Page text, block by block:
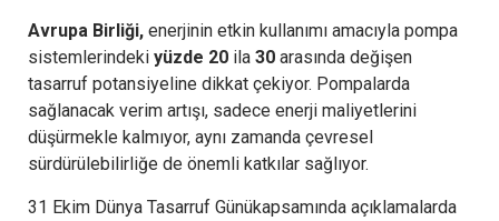
Avrupa Birliği, enerjinin etkin kullanımı amacıyla pompa
sistemlerindeki yüzde 20 ila 30 arasında değişen
tasarruf potansiyeline dikkat çekiyor. Pompalarda
sağlanacak verim artışı, sadece enerji maliyetlerini
düşürmekle kalmıyor, aynı zamanda çevresel
sürdürülebilirliğe de önemli katkılar sağlıyor.
31 Ekim Dünya Tasarruf Günükapsamında açıklamalarda